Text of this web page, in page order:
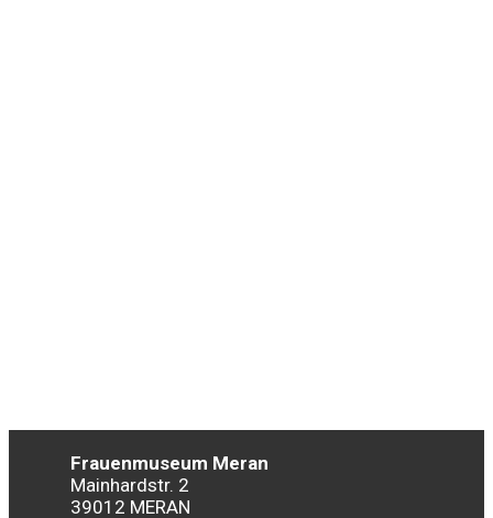
Frauenmuseum Meran
Mainhardstr. 2
39012 MERAN